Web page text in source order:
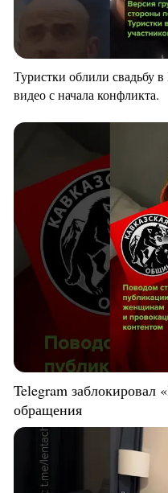
Туристки облили свадьбу
видео с начала конфликта.
Telegram заблокировал
обращения